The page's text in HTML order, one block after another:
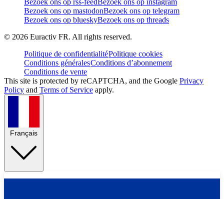
Bezoek ons op rss-feedBezoek ons op instagram
Bezoek ons op mastodonBezoek ons op telegram
Bezoek ons op blueskyBezoek ons op threads
© 2026 Euractiv FR. All rights reserved.
Politique de confidentialitéPolitique cookies
Conditions généralesConditions d’abonnement
Conditions de vente
This site is protected by reCAPTCHA, and the Google Privacy
Policy and Terms of Service apply.
Français